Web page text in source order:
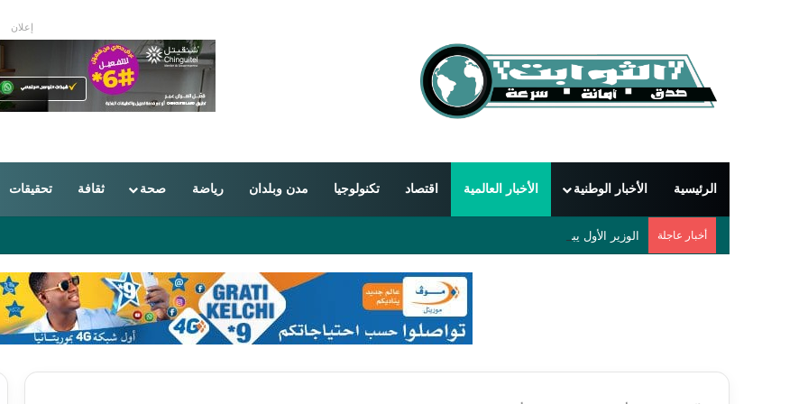
إعلان
الرئيسية الأخبار الوطنية الأخبار العالمية اقتصاد تكنولوجيا مدن وبلدان رياضة صحة ثقافة تحقيقات
أخبار عاجلة الوزير الأول يبحث مع السفير الجزائري تعزيز التعاون بين موريتانيا والجزائر